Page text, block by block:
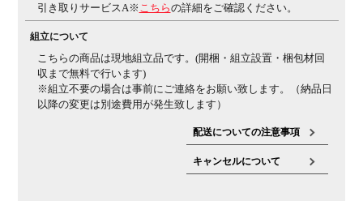
ご注意
スターは装着できません。
引き取りサービスA※ こちらの詳細をご確認ください。
組立について
こちらの商品は現地組立品です。(開梱・組立設置・梱包材回
収まで無料で行います)
※組立不要の場合は事前にご連絡をお願い致します。（納品日
以降の変更は別途費用が発生致します）
配送についての注意事項
キャンセルについて